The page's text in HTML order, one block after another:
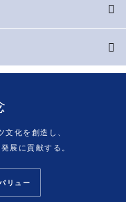
化を創造し、
展に貢献する。
リュー